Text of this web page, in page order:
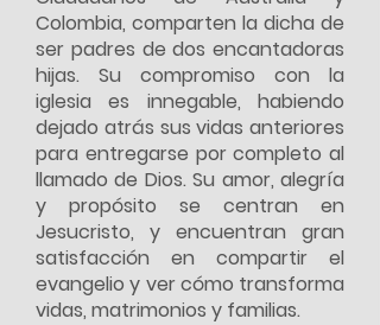
Colombia, comparten la dicha de
ser padres de dos encantadoras
hijas. Su compromiso con la
iglesia es innegable, habiendo
dejado atrás sus vidas anteriores
para entregarse por completo al
llamado de Dios. Su amor, alegría
y propósito se centran en
Jesucristo, y encuentran gran
satisfacción en compartir el
evangelio y ver cómo transforma
vidas, matrimonios y familias.